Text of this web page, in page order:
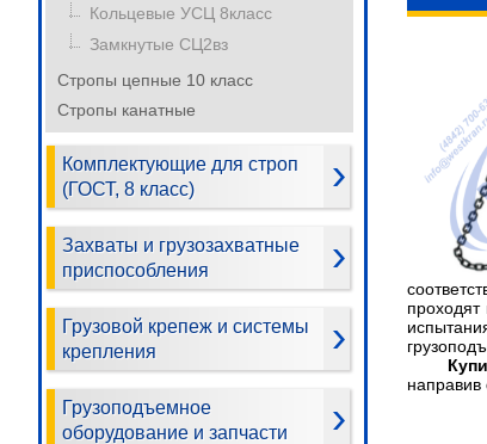
Кольцевые УСЦ 8класс
Замкнутые СЦ2вз
Стропы цепные 10 класс
Стропы канатные
Комплектующие для строп
(ГОСТ, 8 класс)
Захваты и грузозахватные
приспособления
Грузовой крепеж и системы
крепления
Грузоподъемное
оборудование и запчасти
проходят
направив